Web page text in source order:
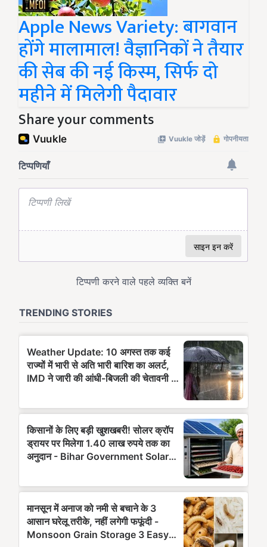
Apple News Variety: बागवान
होंगे मालामाल! वैज्ञानिकों ने तैयार
की सेब की नई किस्म, सिर्फ दो
महीने में मिलेगी पैदावार
Share your comments